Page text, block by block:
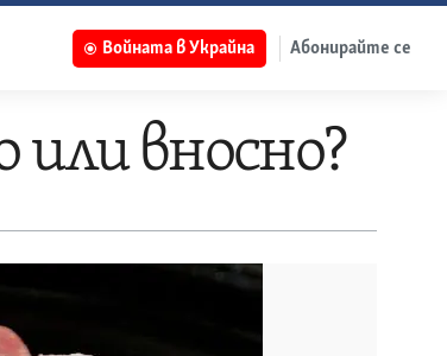
Войната в Украйна Абонирайте се
или вносно?